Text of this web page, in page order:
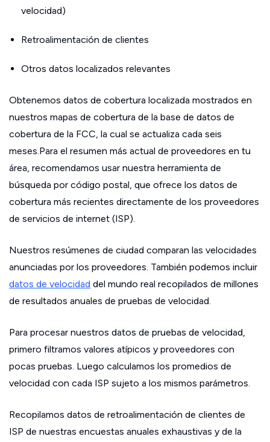
velocidad)
Retroalimentación de clientes
Otros datos localizados relevantes
Obtenemos datos de cobertura localizada mostrados en
nuestros mapas de cobertura de la base de datos de
cobertura de la FCC, la cual se actualiza cada seis
meses.Para el resumen más actual de proveedores en tu
área, recomendamos usar nuestra herramienta de
búsqueda por código postal, que ofrece los datos de
cobertura más recientes directamente de los proveedores
de servicios de internet (ISP).
Nuestros resúmenes de ciudad comparan las velocidades
anunciadas por los proveedores. También podemos incluir
datos de velocidad del mundo real recopilados de millones
de resultados anuales de pruebas de velocidad.
Para procesar nuestros datos de pruebas de velocidad,
primero filtramos valores atípicos y proveedores con
pocas pruebas. Luego calculamos los promedios de
velocidad con cada ISP sujeto a los mismos parámetros.
Recopilamos datos de retroalimentación de clientes de
ISP de nuestras encuestas anuales exhaustivas y de la